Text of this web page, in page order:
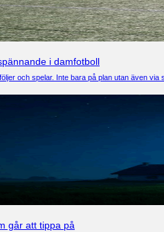
i damfotboll
och spelar. Inte bara på plan utan även
går att tippa på